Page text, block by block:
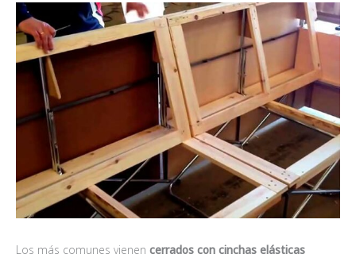
Los más comunes vienen cerrados con cinchas elásticas